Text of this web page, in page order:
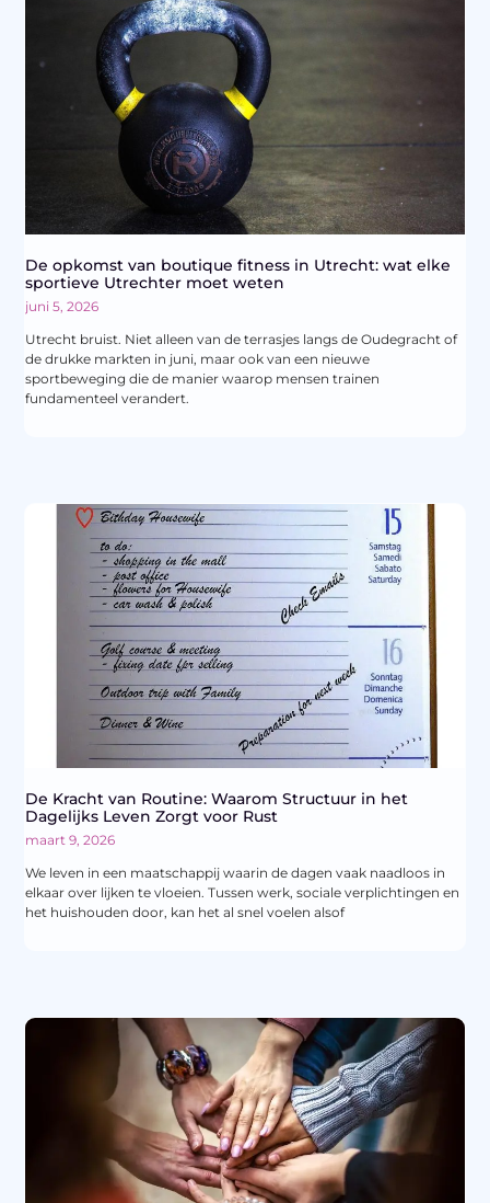
De opkomst van boutique fitness in Utrecht: wat elke
sportieve Utrechter moet weten
juni 5, 2026
Utrecht bruist. Niet alleen van de terrasjes langs de Oudegracht of
de drukke markten in juni, maar ook van een nieuwe
sportbeweging die de manier waarop mensen trainen
fundamenteel verandert.
De Kracht van Routine: Waarom Structuur in het
Dagelijks Leven Zorgt voor Rust
maart 9, 2026
We leven in een maatschappij waarin de dagen vaak naadloos in
elkaar over lijken te vloeien. Tussen werk, sociale verplichtingen en
het huishouden door, kan het al snel voelen alsof